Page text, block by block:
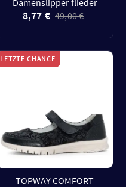
Damenslipper flieder
8,77 € 49,00 €
LETZTE CHANCE
TOPWAY COMFORT